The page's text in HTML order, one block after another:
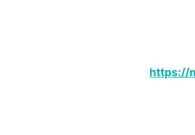
https://